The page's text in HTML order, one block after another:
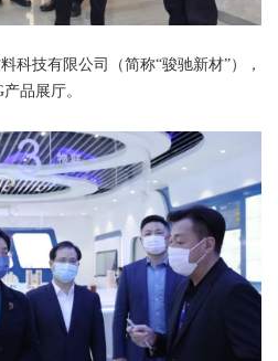
科技有限公司（简称“骏驰新材”），
品展厅。